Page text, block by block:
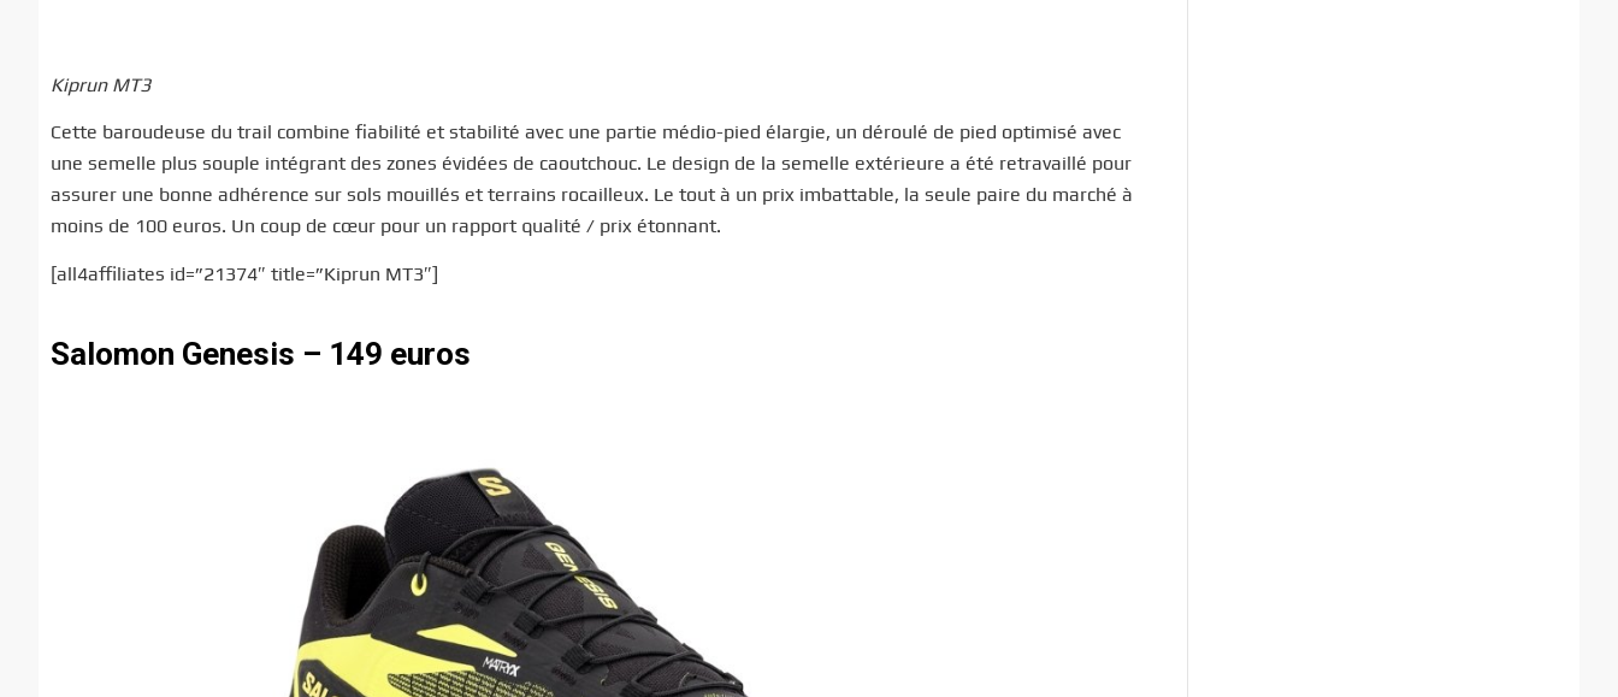
Kiprun MT3
Cette baroudeuse du trail combine fiabilité et stabilité avec une partie médio-pied élargie, un déroulé de pied optimisé avec
une semelle plus souple intégrant des zones évidées de caoutchouc. Le design de la semelle extérieure a été retravaillé pour
assurer une bonne adhérence sur sols mouillés et terrains rocailleux. Le tout à un prix imbattable, la seule paire du marché à
moins de 100 euros. Un coup de cœur pour un rapport qualité / prix étonnant.
[all4affiliates id=”21374″ title=”Kiprun MT3″]
Salomon Genesis – 149 euros